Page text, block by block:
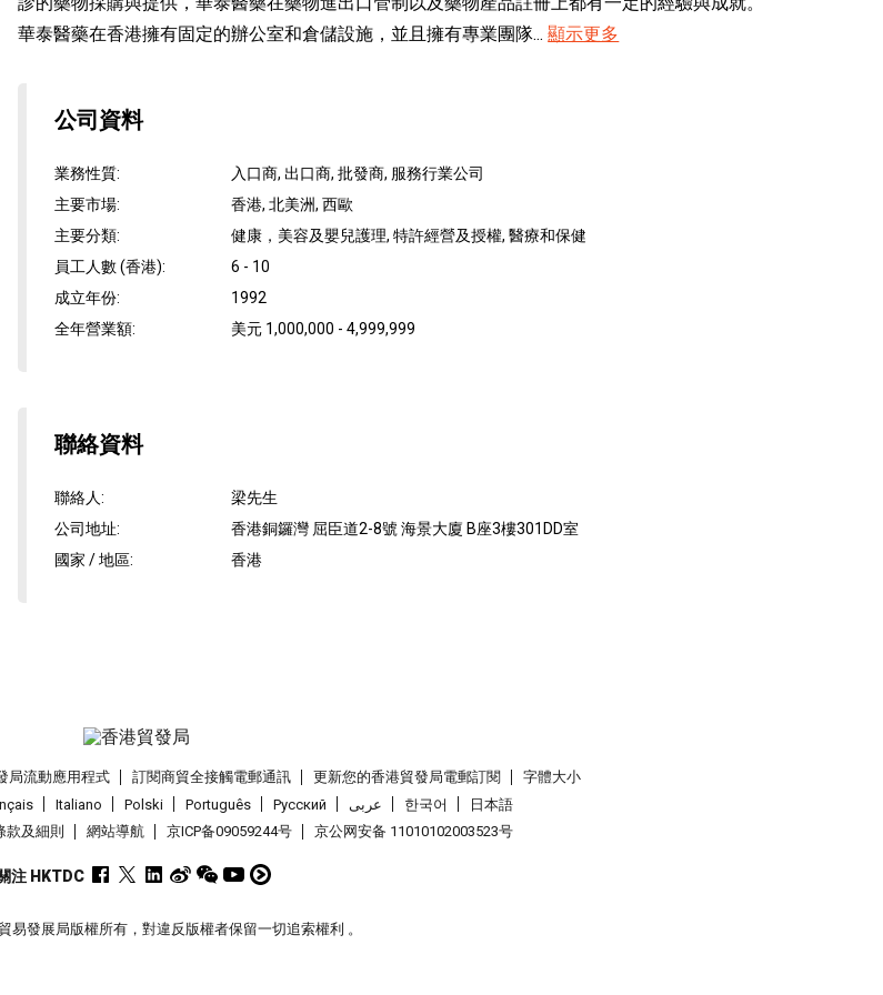
華泰醫藥在香港擁有固定的辦公室和倉儲設施，並且擁有專業團隊... 顯示更多
公司資料
業務性質:
入口商, 出口商, 批發商, 服務行業公司
主要市場:
香港, 北美洲, 西歐
主要分類:
健康，美容及嬰兒護理, 特許經營及授權, 醫療和保健
員工人數 (香港):
6 - 10
成立年份:
1992
全年營業額: 美元 1,000,000 - 4,999,999
聯絡資料
聯絡人:
梁先生
公司地址:
香港銅鑼灣 屈臣道2-8號 海景大廈 B座3樓301DD室
國家 / 地區: 香港
局流動應用程式 訂閱商貿全接觸電郵通訊 更新您的香港貿發局電郵訂閱
字體大小
Italiano Polski Português Pусский عربى 한국어
日本語
款及細則 網站導航 京ICP备09059244号 京公网安备 11010102003523号
注 HKTDC
易發展局版權所有，對違反版權者保留一切追索權利 。